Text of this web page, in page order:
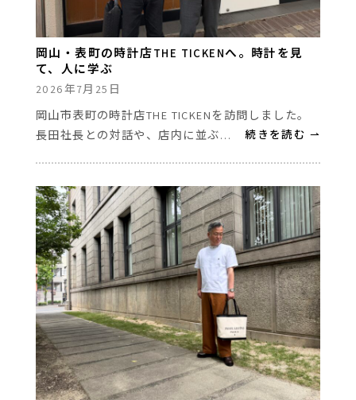
岡山・表町の時計店THE TICKENへ。時計を見
て、人に学ぶ
2026年7月25日
岡山市表町の時計店THE TICKENを訪問しました。
長田社長との対話や、店内に並ぶ…
続きを読む ⇀